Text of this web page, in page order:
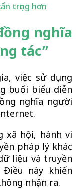
trọng hơn
nghĩa
tác”
việc sử dụng
buổi biểu diễn
nghĩa người
xã hội, hành vi
pháp lý khác
liệu và truyền
này khiến
nhận ra.